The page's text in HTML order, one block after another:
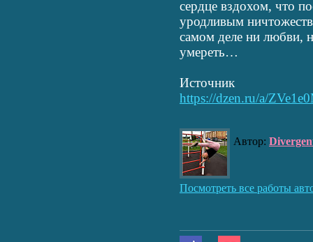
сердце вздохом, что
уродливым
самом деле ни любви,
умереть…
Источник
https://dzen.ru/a/
Автор:
Посмотреть все работы